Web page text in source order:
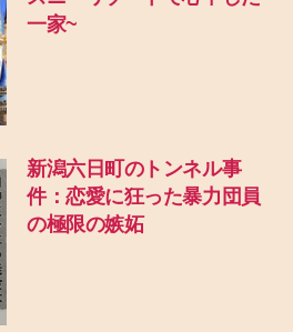
一家~
新潟六日町のトンネル事
件：恋愛に狂った暴力団員
の極限の嫉妬